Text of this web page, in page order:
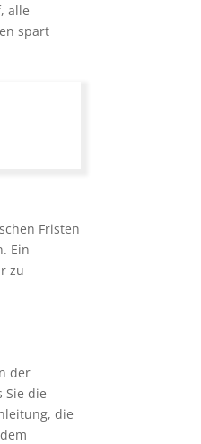
alle
spart
Fristen
Ein
zu
der
Sie die
die